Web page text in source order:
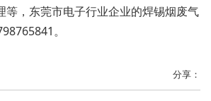
等，东莞市电子行业企业的焊锡烟废气
。
分享：